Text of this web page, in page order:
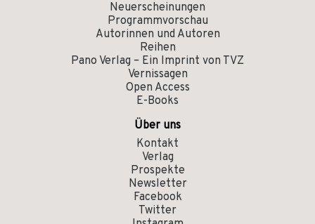
Neuerscheinungen
Programmvorschau
Autorinnen und Autoren
Reihen
Pano Verlag – Ein Imprint von TVZ
Vernissagen
Open Access
E-Books
Über uns
Kontakt
Verlag
Prospekte
Newsletter
Facebook
Twitter